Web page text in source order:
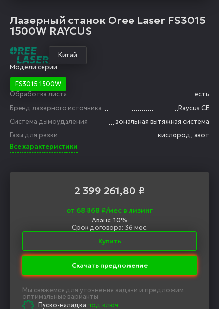
Лазерный станок Oree Laser FS3015
1500W RAYCUS
Китай
Модели серии
FS3015 1500W
Обработка листа
есть
Бренд лазерного источника
Raycus CE
Система дымоудаления
зональная вытяжная система
Газы для резки
кислород, азот
Все характеристики
2 399 261,80 ₽
от 68 868 ₽/мес в лизинг
Аванс: 10%
Срок договора: 36 мес.
Купить
Скачать предложение
Мы свяжемся для уточнения задачи и предложим
оптимальные варианты
Пуско-наладка под ключ